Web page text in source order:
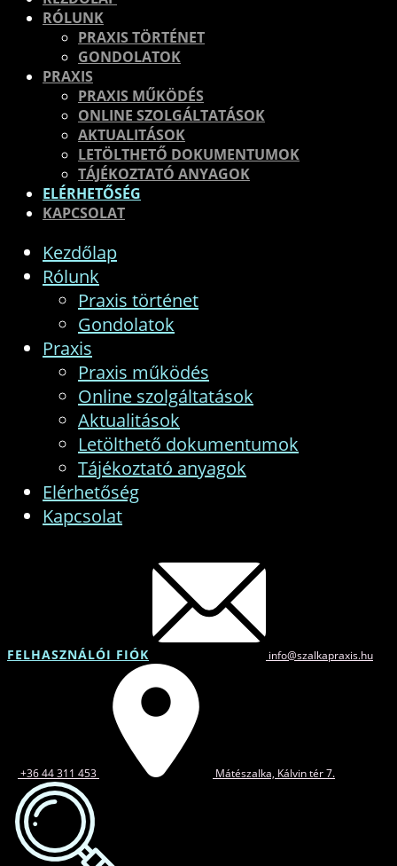
RÓLUNK
PRAXIS TÖRTÉNET
GONDOLATOK
PRAXIS
PRAXIS MŰKÖDÉS
ONLINE SZOLGÁLTATÁSOK
AKTUALITÁSOK
LETÖLTHETŐ DOKUMENTUMOK
TÁJÉKOZTATÓ ANYAGOK
ELÉRHETŐSÉG
KAPCSOLAT
Kezdőlap
Rólunk
Praxis történet
Gondolatok
Praxis
Praxis működés
Online szolgáltatások
Aktualitások
Letölthető dokumentumok
Tájékoztató anyagok
Elérhetőség
Kapcsolat
FELHASZNÁLÓI FIÓK info@szalkapraxis.hu
+36 44 311 453 Mátészalka, Kálvin tér 7.